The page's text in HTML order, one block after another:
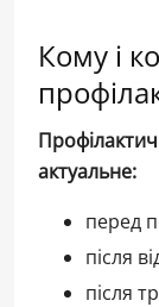
Кому і
актуальне:
перед
після
після